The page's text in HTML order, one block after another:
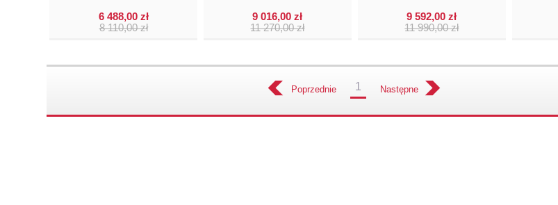
6 488,00 zł
8 110,00 zł
9 016,00 zł
11 270,00 zł
9 592,00 zł
11 990,00 zł
Poprzednie 1 Następne